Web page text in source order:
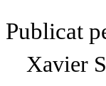
Publicat
Xavier